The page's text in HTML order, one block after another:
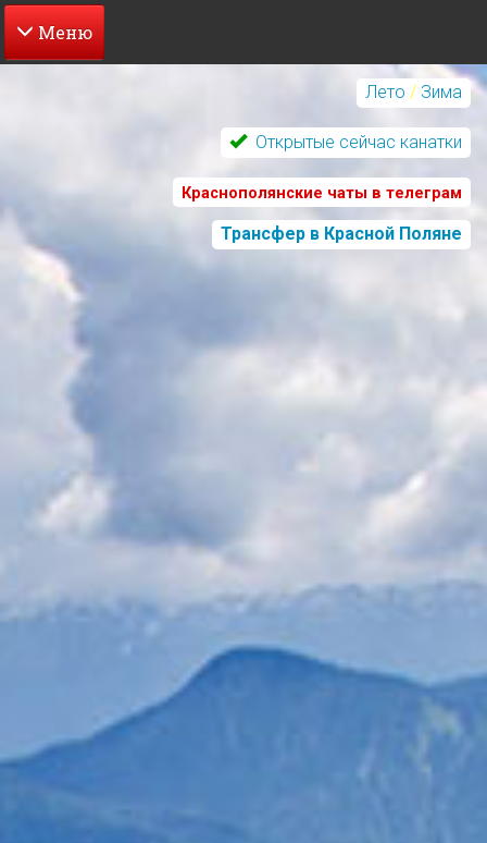
Перейти
Лето / Зима
Открытые сейчас канатки
Краснополянские чаты в телеграм
Трансфер в Красной Поляне